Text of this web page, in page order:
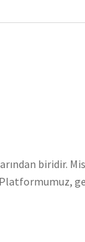
biridir.